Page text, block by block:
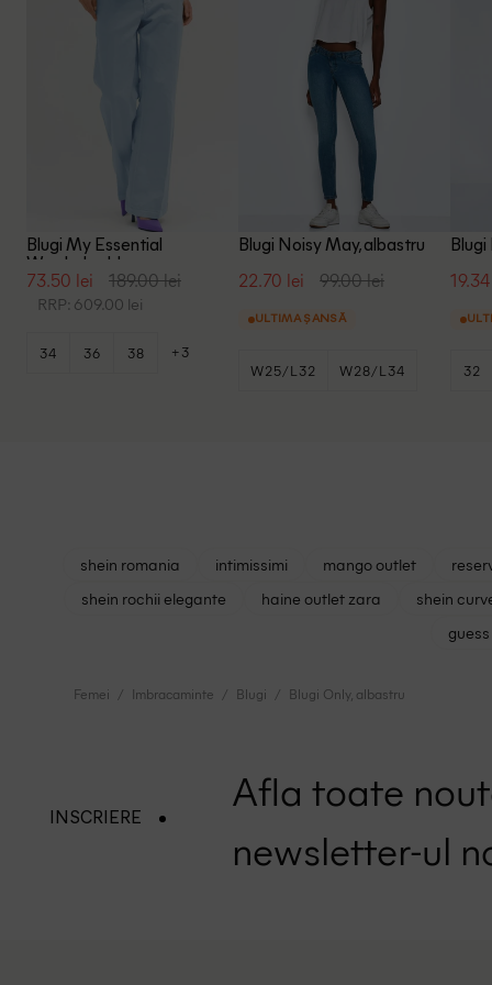
Blugi My Essential
Wardrobe, bleu
73.50 lei 189.00 lei
RRP: 609.00 lei
34 36 38 +3
Blugi Noisy May, albastru
22.70 lei 99.00 lei
ULTIMA ȘANSĂ
W25/L32 W28/L34
Blugi
32
shein romania intimissimi mango outlet
shein rochii elegante
haine outlet zara
shein
Femei Imbracaminte Blugi Blugi Only, albastru
INSCRIERE
Afla toate
newsletter-ul